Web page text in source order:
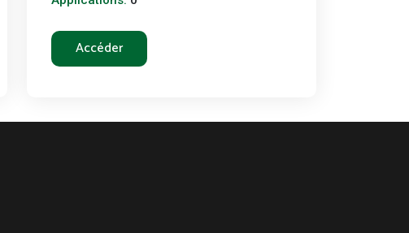
Accéder